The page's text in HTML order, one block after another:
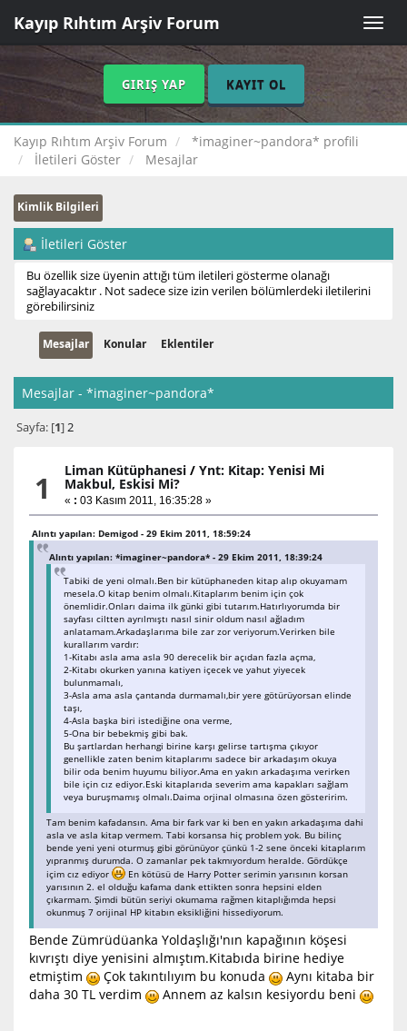
Toggle
Kayıp Rıhtım Arşiv Forum
GIRIŞ YAP KAYIT OL
Kayıp Rıhtım Arşiv Forum
*imaginer~pandora* profili
İletileri Göster
Mesajlar
Kimlik Bilgileri
İletileri Göster
Bu özellik size üyenin attığı tüm iletileri gösterme olanağı
sağlayacaktır . Not sadece size izin verilen bölümlerdeki iletilerini
görebilirsiniz
Mesajlar Konular Eklentiler
Mesajlar - *imaginer~pandora*
Sayfa: [1]2
1 Liman Kütüphanesi /Ynt: Kitap: Yenisi Mi
Makbul, Eskisi Mi?
« : 03 Kasım 2011, 16:35:28 »
Alıntı yapılan: Demigod - 29 Ekim 2011, 18:59:24
Alıntı yapılan: *imaginer~pandora* - 29 Ekim 2011, 18:39:24
Tabiki de yeni olmalı.Ben bir kütüphaneden kitap alıp okuyamam
mesela.O kitap benim olmalı.Kitaplarım benim için çok
önemlidir.Onları daima ilk günki gibi tutarım.Hatırlıyorumda bir
sayfası ciltten ayrılmıştı nasıl sinir oldum nasıl ağladım
anlatamam.Arkadaşlarıma bile zar zor veriyorum.Verirken bile
kurallarım vardır:
1-Kitabı asla ama asla 90 derecelik bir açıdan fazla açma,
2-Kitabı okurken yanına katiyen içecek ve yahut yiyecek
bulunmamalı,
3-Asla ama asla çantanda durmamalı,bir yere götürüyorsan elinde
taşı,
4-Asla başka biri istediğine ona verme,
5-Ona bir bebekmiş gibi bak.
Bu şartlardan herhangi birine karşı gelirse tartışma çıkıyor
genellikle zaten benim kitaplarımı sadece bir arkadaşım okuya
bilir oda benim huyumu biliyor.Ama en yakın arkadaşıma verirken
bile için cız ediyor.Eski kitaplarıda severim ama kapakları sağlam
veya buruşmamış olmalı.Daima orjinal olmasına özen gösteririm.
Tam benim kafadansın. Ama bir fark var ki ben en yakın arkadaşıma dahi
asla ve asla kitap vermem. Tabi korsansa hiç problem yok. Bu bilinç
bende yeni yeni oturmuş gibi görünüyor çünkü 1-2 sene önceki kitaplarım
yıpranmış durumda. O zamanlar pek takmıyordum heralde. Gördükçe
içim cız ediyor
En kötüsü de Harry Potter serimin yarısının korsan
yarısının 2. el olduğu kafama dank ettikten sonra hepsini elden
çıkarmam. Şimdi bütün seriyi okumama rağmen kitaplığımda hepsi
okunmuş 7 orijinal HP kitabın eksikliğini hissediyorum.
Bende Zümrüdüanka Yoldaşlığı'nın kapağının köşesi
kıvrıştı diye yenisini almıştım.Kitabıda birine hediye
etmiştim
Çok takıntılıyım bu konuda
Aynı kitaba bir
daha 30 TL verdim
Annem az kalsın kesiyordu beni